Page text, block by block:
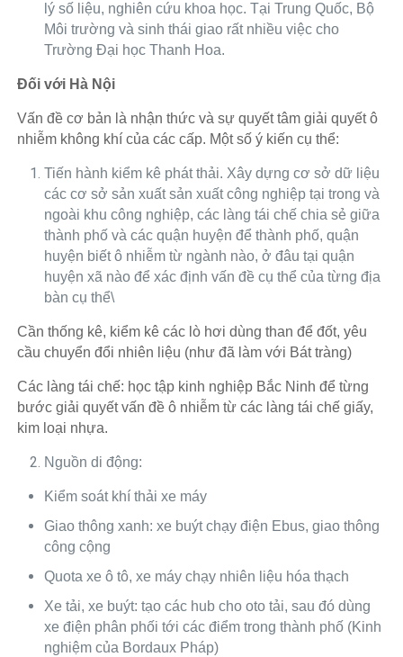
lý số liệu, nghiên cứu khoa học. Tại Trung Quốc, Bộ
Môi trường và sinh thái giao rất nhiều việc cho
Trường Đại học Thanh Hoa.
Đối với Hà Nội
Vấn đề cơ bản là nhận thức và sự quyết tâm giải quyết ô
nhiễm không khí của các cấp. Một số ý kiến cụ thể:
Tiến hành kiểm kê phát thải. Xây dựng cơ sở dữ liệu
các cơ sở sản xuất sản xuất công nghiệp tại trong và
ngoài khu công nghiệp, các làng tái chế chia sẻ giữa
thành phố và các quận huyện để thành phố, quận
huyện biết ô nhiễm từ ngành nào, ở đâu tại quận
huyện xã nào để xác định vấn đề cụ thể của từng địa
bàn cụ thể\
Cần thống kê, kiểm kê các lò hơi dùng than để đốt, yêu
cầu chuyển đổi nhiên liệu (như đã làm với Bát tràng)
Các làng tái chế: học tập kinh nghiệp Bắc Ninh để từng
bước giải quyết vấn đề ô nhiễm từ các làng tái chế giấy,
kim loại nhựa.
Nguồn di động:
Kiểm soát khí thải xe máy
Giao thông xanh: xe buýt chạy điện Ebus, giao thông
công cộng
Quota xe ô tô, xe máy chạy nhiên liệu hóa thạch
Xe tải, xe buýt: tạo các hub cho oto tải, sau đó dùng
xe điện phân phối tới các điểm trong thành phố (Kinh
nghiệm của Bordaux Pháp)